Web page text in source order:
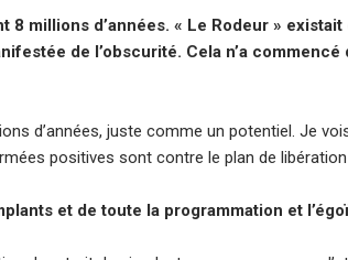
8 millions d’années. « Le Rodeur »
de l’obscurité. Cela n’a commencé
d’années, juste comme un potentiel. Je
positives sont contre le plan de
et de toute la programmation et